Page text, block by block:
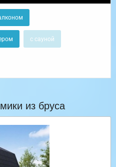
с сауной
из бруса